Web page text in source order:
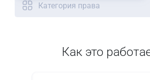
Категория права
Как это